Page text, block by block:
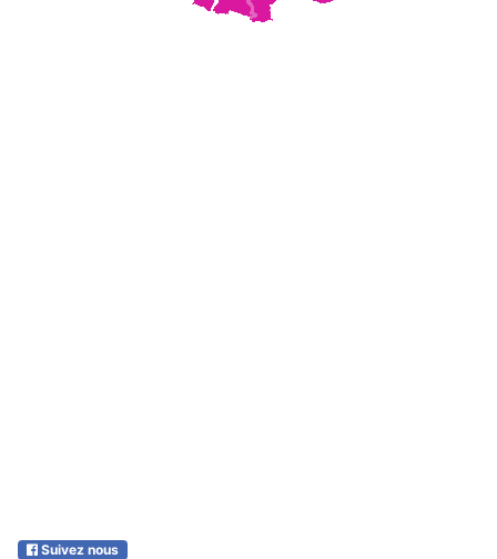
Suivez nous